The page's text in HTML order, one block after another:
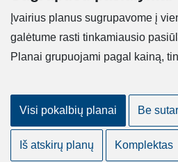
Įvairius planus sugrupavome į
galėtume rasti tinkamiausio
Planai grupuojami pagal kainą,
Visi pokalbių planai Be
Iš atskirų planų Komplektas